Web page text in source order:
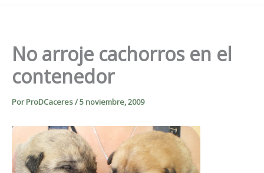
No arroje cachorros en el
contenedor
PorProDCaceres/5 noviembre, 2009